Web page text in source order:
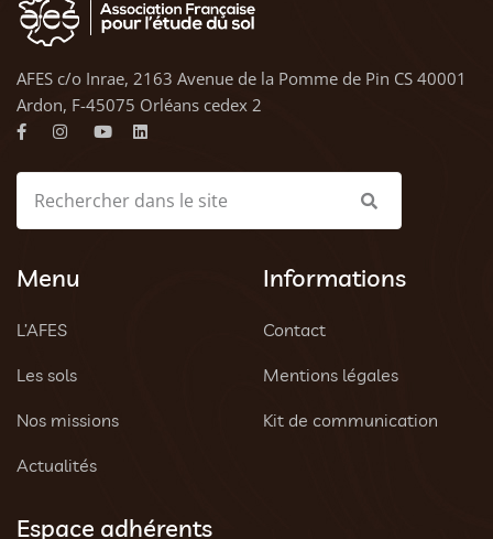
AFES c/o Inrae, 2163 Avenue de la Pomme de Pin CS 40001
Ardon, F-45075 Orléans cedex 2
Menu
L’AFES
Les sols
Nos missions
Actualités
Informations
Contact
Mentions légales
Kit de communication
Espace adhérents